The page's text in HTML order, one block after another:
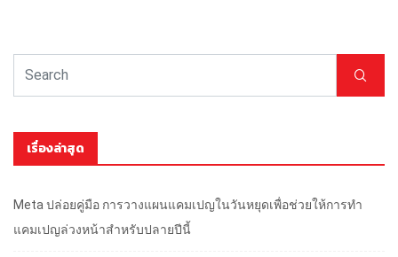
เรื่องล่าสุด
Meta ปล่อยคู่มือ การวางแผนแคมเปญในวันหยุดเพื่อช่วยให้การทำ
แคมเปญล่วงหน้าสำหรับปลายปีนี้